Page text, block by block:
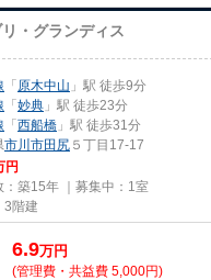
リ・グランディス
「原木中山 」駅 徒歩9分
「妙典 」駅 徒歩23分
「西船橋 」駅 徒歩31分
市川市田尻 ５丁目17-17
円
：築15年 ｜募集中： 1室
3階建
6.9万円
(管理費・共益費 5,000円)